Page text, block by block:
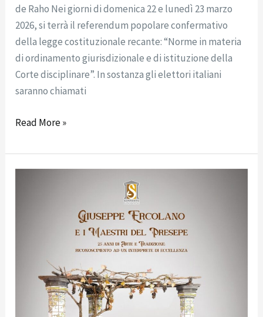
de Raho Nei giorni di domenica 22 e lunedì 23 marzo
2026, si terrà il referendum popolare confermativo
della legge costituzionale recante: “Norme in materia
di ordinamento giurisdizionale e di istituzione della
Corte disciplinare”. In sostanza gli elettori italiani
saranno chiamati
Read More »
“Giuseppe